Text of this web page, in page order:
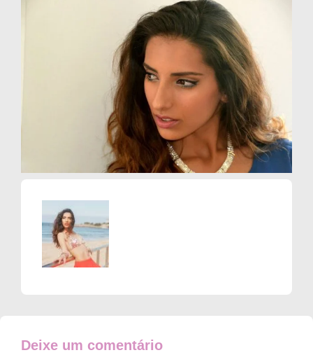
Deixe um comentário